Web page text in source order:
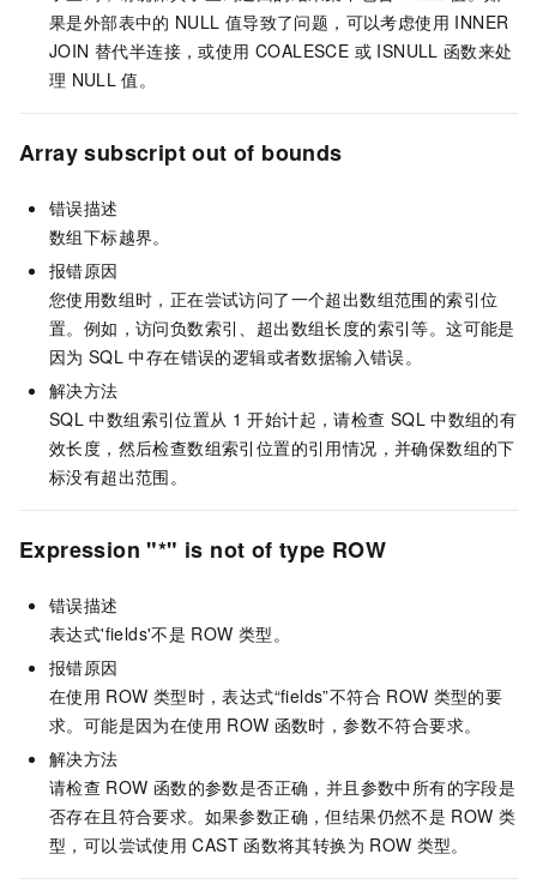
果是外部表中的 NULL 值导致了问题，可以考虑使用 INNER
JOIN 替代半连接，或使用 COALESCE 或 ISNULL 函数来处
理 NULL 值。
Array subscript out of bounds
错误描述
数组下标越界。
报错原因
您使用数组时，正在尝试访问了一个超出数组范围的索引位
置。例如，访问负数索引、超出数组长度的索引等。这可能是
因为 SQL 中存在错误的逻辑或者数据输入错误。
解决方法
SQL 中数组索引位置从 1 开始计起，请检查 SQL 中数组的有
效长度，然后检查数组索引位置的引用情况，并确保数组的下
标没有超出范围。
Expression "*" is not of type ROW
错误描述
表达式'fields'不是 ROW 类型。
报错原因
在使用 ROW 类型时，表达式“fields”不符合 ROW 类型的要
求。可能是因为在使用 ROW 函数时，参数不符合要求。
解决方法
请检查 ROW 函数的参数是否正确，并且参数中所有的字段是
否存在且符合要求。如果参数正确，但结果仍然不是 ROW 类
型，可以尝试使用 CAST 函数将其转换为 ROW 类型。